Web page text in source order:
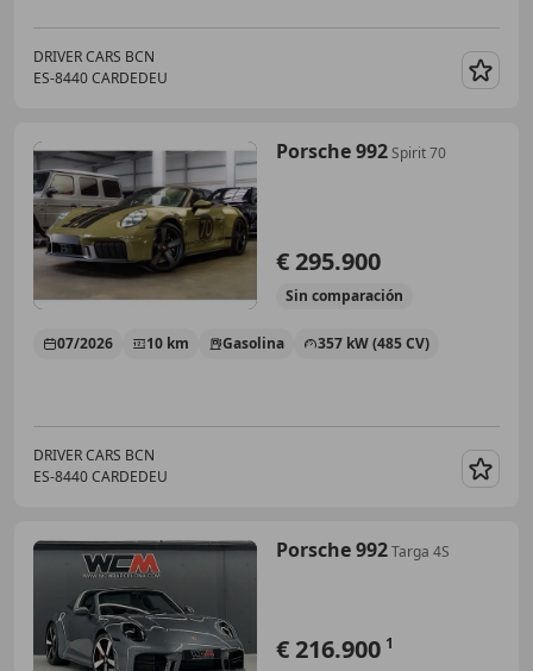
DRIVER CARS BCN
ES-8440 CARDEDEU
Porsche 992Spirit 70
€ 295.900
Sin comparación
07/2026 10 km Gasolina 357 kW (485 CV)
DRIVER CARS BCN
ES-8440 CARDEDEU
Porsche 992Targa 4S
€ 216.900 1